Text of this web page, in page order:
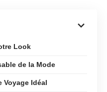
Look
de la Mode
Idéal